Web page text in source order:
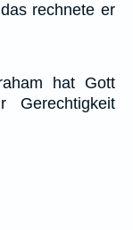
rechnete er
hat Gott